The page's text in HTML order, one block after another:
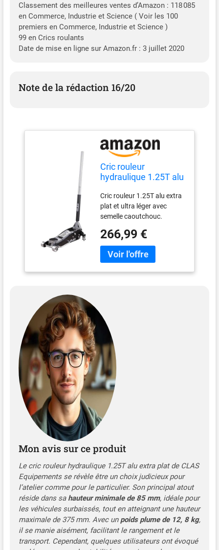
Classement des meilleures ventes d’Amazon : 118 085
en Commerce, Industrie et Science ( Voir les 100
premiers en Commerce, Industrie et Science )
99 en Crics roulants
Date de mise en ligne sur Amazon.fr : 3 juillet 2020
Note de la rédaction 16/20
Cric rouleur
hydraulique 1.25T alu
375mm - OH 5309 -
CLAS Equipements
Cric rouleur 1.25T alu extra
plat et ultra léger avec
semelle caoutchouc.
Système double pompe
montée rapide. Protection
mousse sur le manche.
et poids lourds. Société
Française - Tous nos
produits respectent les
normes en vigueur.
Expédition sous 48H
garantie en FRANCE
Métropolitaine. AUTO ET
MOTO > OUTILS ET
DEPANNAGE > LEVAGE >
CRICS ROULEURS CLAS
Equipements est distribué
très abordable pour une
qualité inégalée. Faites
nous confiance et trouvez
des produits
complémentaires en
cliquant sur notre marque
ci-dessus ou en tapant
notre nom de Marchand :
CENTRALE DIGITALE.
266,99 €
Mon avis sur ce produit
Le cric rouleur hydraulique 1.25T alu extra plat de CLAS
Equipements se révèle être un choix judicieux pour
l’atelier comme pour le particulier. Son principal atout
réside dans sa hauteur minimale de 85 mm, idéale pour
les véhicules surbaissés, tout en atteignant une hauteur
maximale de 375 mm. Avec un poids plume de 12, 8 kg,
il se manie aisément, facilitant le rangement et le
transport. Cependant, quelques utilisateurs ont évoqué